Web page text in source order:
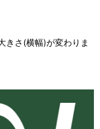
きさ(横幅)が変わりま